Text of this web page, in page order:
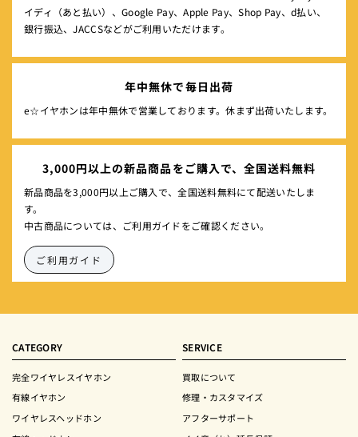
イディ（あと払い）、Google Pay、Apple Pay、Shop Pay、d払い、
銀行振込、JACCSなどがご利用いただけます。
年中無休で毎日出荷
e☆イヤホンは年中無休で営業しております。休まず出荷いたします。
3,000円以上の新品商品をご購入で、全国送料無料
新品商品を3,000円以上ご購入で、全国送料無料にて配送いたしま
す。
中古商品については、ご利用ガイドをご確認ください。
ご利用ガイド
CATEGORY
完全ワイヤレスイヤホン
有線イヤホン
ワイヤレスヘッドホン
SERVICE
買取について
修理・カスタマイズ
アフターサポート